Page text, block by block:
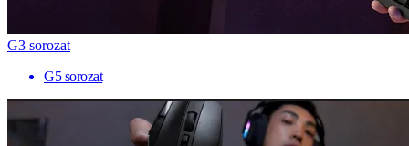
G3 sorozat
G5 sorozat